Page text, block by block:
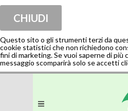
CHIUDI
Questo sito o gli strumenti terzi da
cookie statistici che non richiedono
fini di marketing. Se vuoi saperne di più
messaggio scomparirà solo se accetti